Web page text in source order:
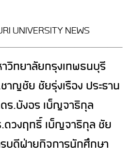
UNIVERSITY NEWS
วิทยาลัยกรุงเทพธนบุรี
าญชัย ชัยรุ่งเรือง ประธาน
ร.บังอร เบ็ญจาธิกุล
ดวงฤทธิ์ เบ็ญจาธิกุล ชัย
รบดีฝ่ายกิจการนักศึกษา